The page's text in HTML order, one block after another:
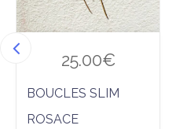
25.00€
BOUCLES SLIM
ROSACE